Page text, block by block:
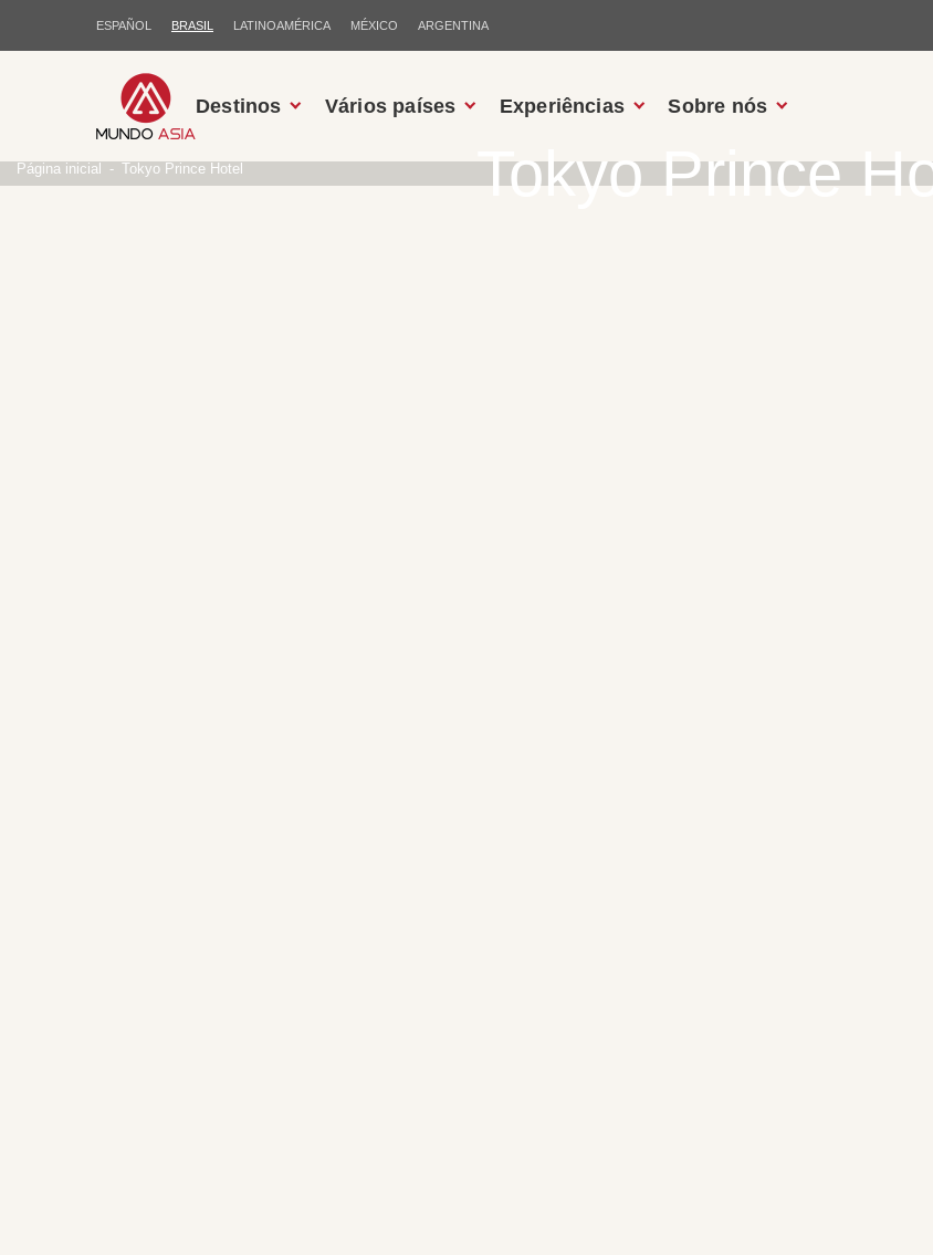
ESPAÑOL BRASIL LATINOAMÉRICA MÉXICO ARGENTINA
Destinos Vários países Experiências Sobre nós
Tokyo Prince
Página inicial Tokyo Prince Hotel